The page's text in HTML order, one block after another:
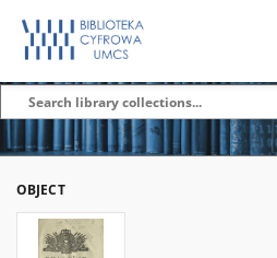
OBJECT